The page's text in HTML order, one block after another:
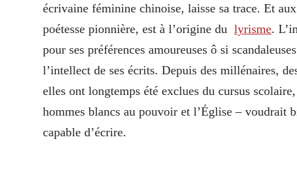
écrivaine féminine chinoise, laisse sa trace. Et
poétesse pionnière, est à l’origine du lyrisme.
pour ses préférences amoureuses ô si
l’intellect de ses écrits. Depuis des millénaires,
elles ont longtemps été exclues du cursus
hommes blancs au pouvoir et l’Église – voudrait
capable d’écrire.